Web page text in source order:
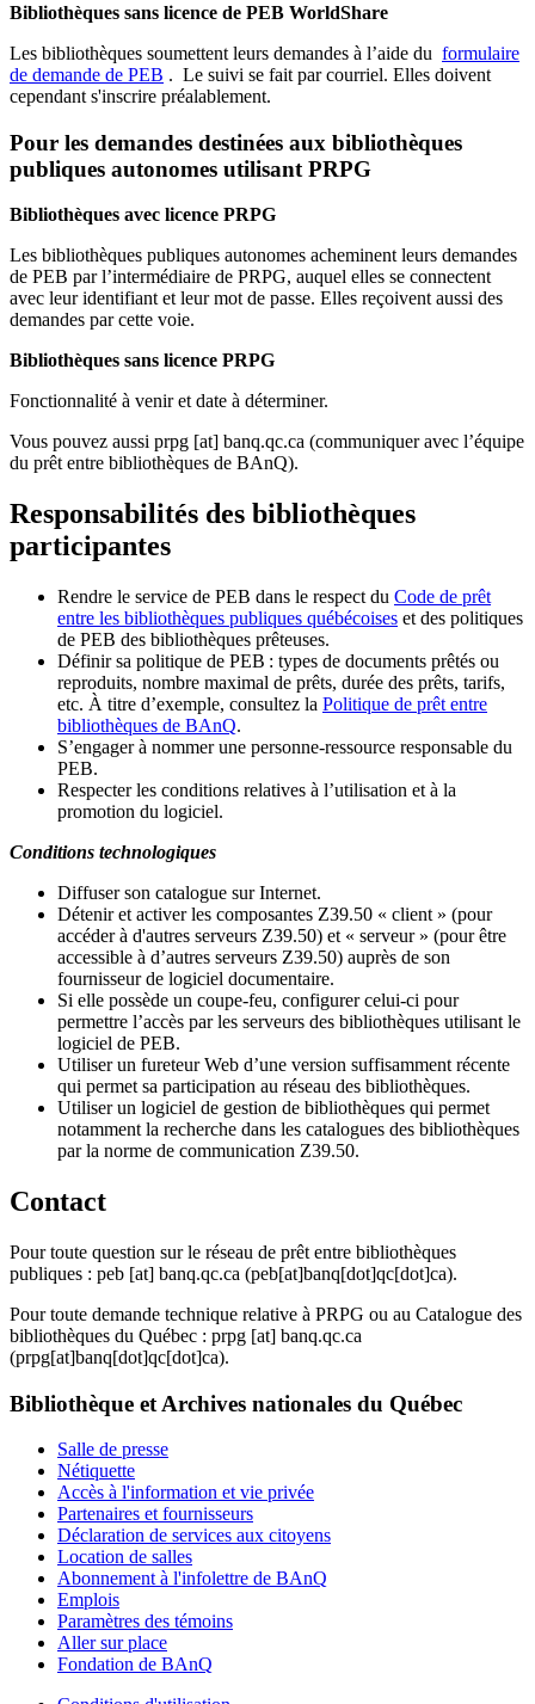
Bibliothèques sans licence de PEB WorldShare
Les bibliothèques soumettent leurs demandes à l’aide du formulaire
de demande de PEB . Le suivi se fait par courriel. Elles doivent
cependant s'inscrire préalablement.
Pour les demandes destinées aux bibliothèques
publiques autonomes utilisant PRPG
Bibliothèques avec licence PRPG
Les bibliothèques publiques autonomes acheminent leurs demandes
de PEB par l’intermédiaire de PRPG, auquel elles se connectent
avec leur identifiant et leur mot de passe. Elles reçoivent aussi des
demandes par cette voie.
Bibliothèques sans licence PRPG
Fonctionnalité à venir et date à déterminer.
Vous pouvez aussi prpg [at] banq.qc.ca (communiquer avec l’équipe
du prêt entre bibliothèques de BAnQ).
Responsabilités des bibliothèques
participantes
Rendre le service de PEB dans le respect du Code de prêt
entre les bibliothèques publiques québécoises et des politiques
de PEB des bibliothèques prêteuses.
Définir sa politique de PEB : types de documents prêtés ou
reproduits, nombre maximal de prêts, durée des prêts, tarifs,
etc. À titre d’exemple, consultez la Politique de prêt entre
bibliothèques de BAnQ.
S’engager à nommer une personne-ressource responsable du
PEB.
Respecter les conditions relatives à l’utilisation et à la
promotion du logiciel.
Conditions technologiques
Diffuser son catalogue sur Internet.
Détenir et activer les composantes Z39.50 « client » (pour
accéder à d'autres serveurs Z39.50) et « serveur » (pour être
accessible à d’autres serveurs Z39.50) auprès de son
fournisseur de logiciel documentaire.
Si elle possède un coupe-feu, configurer celui-ci pour
permettre l’accès par les serveurs des bibliothèques utilisant le
logiciel de PEB.
Utiliser un fureteur Web d’une version suffisamment récente
qui permet sa participation au réseau des bibliothèques.
Utiliser un logiciel de gestion de bibliothèques qui permet
notamment la recherche dans les catalogues des bibliothèques
par la norme de communication Z39.50.
Contact
Pour toute question sur le réseau de prêt entre bibliothèques
publiques : peb [at] banq.qc.ca (peb[at]banq[dot]qc[dot]ca).
Pour toute demande technique relative à PRPG ou au Catalogue des
bibliothèques du Québec : prpg [at] banq.qc.ca
(prpg[at]banq[dot]qc[dot]ca).
Bibliothèque et Archives nationales du Québec
Salle de presse
Nétiquette
Accès à l'information et vie privée
Partenaires et fournisseurs
Déclaration de services aux citoyens
Location de salles
Abonnement à l'infolettre de BAnQ
Emplois
Paramètres des témoins
Aller sur place
Fondation de BAnQ